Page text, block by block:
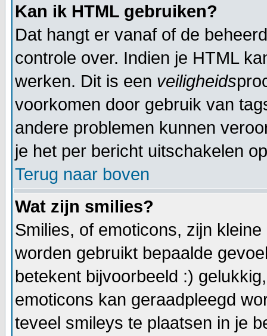
Kan ik HTML gebruiken?
Dat hangt er vanaf of de
controle over. Indien je HTML
werken. Dit is een veiligheids
voorkomen door gebruik van
andere problemen kunnen
je het per bericht uitschakelen
Terug naar boven
Wat zijn smilies?
Smilies, of emoticons, zijn
worden gebruikt bepaalde
betekent bijvoorbeeld :)
emoticons kan geraadpleegd
teveel smileys te plaatsen in je